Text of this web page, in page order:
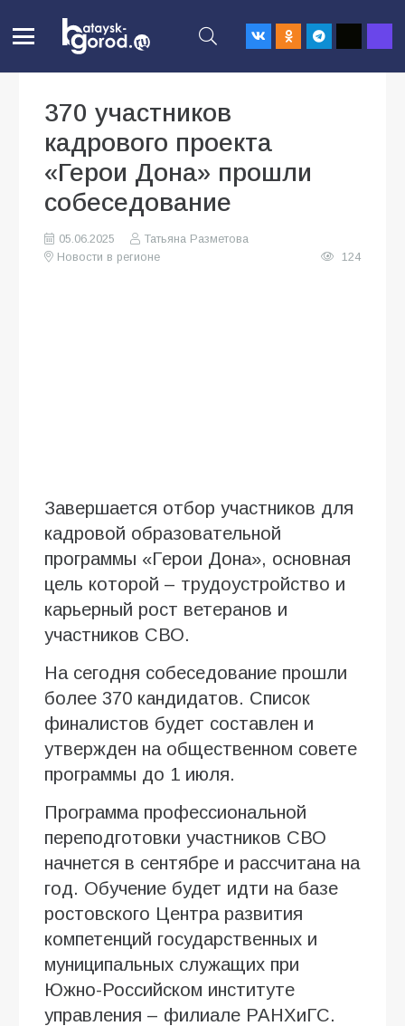
370 участников
кадрового проекта
«Герои Дона» прошли
собеседование
05.06.2025
Татьяна Разметова
Новости в регионе
124
Завершается отбор участников для
кадровой образовательной
программы «Герои Дона», основная
цель которой – трудоустройство и
карьерный рост ветеранов и
участников СВО.
На сегодня собеседование прошли
более 370 кандидатов. Список
финалистов будет составлен и
утвержден на общественном совете
программы до 1 июля.
Программа профессиональной
переподготовки участников СВО
начнется в сентябре и рассчитана на
год. Обучение будет идти на базе
ростовского Центра развития
компетенций государственных и
муниципальных служащих при
Южно-Российском институте
управления – филиале РАНХиГС.